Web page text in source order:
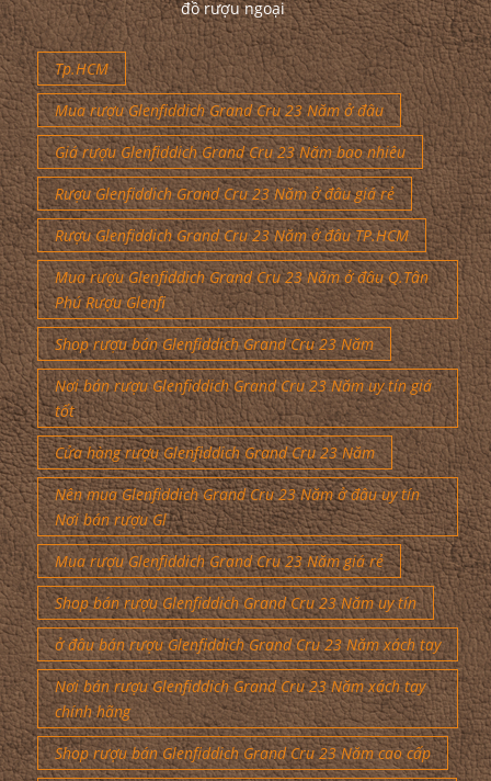
đồ rượu ngoại
Tp.HCM
Mua rượu Glenfiddich Grand Cru 23 Năm ở đâu
Giá rượu Glenfiddich Grand Cru 23 Năm bao nhiêu
Rượu Glenfiddich Grand Cru 23 Năm ở đâu giá rẻ
Rượu Glenfiddich Grand Cru 23 Năm ở đâu TP.HCM
Mua rượu Glenfiddich Grand Cru 23 Năm ở đâu Q.Tân
Phú Rượu Glenfi
Shop rượu bán Glenfiddich Grand Cru 23 Năm
Nơi bán rượu Glenfiddich Grand Cru 23 Năm uy tín giá
tốt
Cửa hàng rượu Glenfiddich Grand Cru 23 Năm
Nên mua Glenfiddich Grand Cru 23 Năm ở đâu uy tín
Nơi bán rượu Gl
Mua rượu Glenfiddich Grand Cru 23 Năm giá rẻ
Shop bán rượu Glenfiddich Grand Cru 23 Năm uy tín
ở đâu bán rượu Glenfiddich Grand Cru 23 Năm xách tay
Nơi bán rượu Glenfiddich Grand Cru 23 Năm xách tay
chính hãng
Shop rượu bán Glenfiddich Grand Cru 23 Năm cao cấp